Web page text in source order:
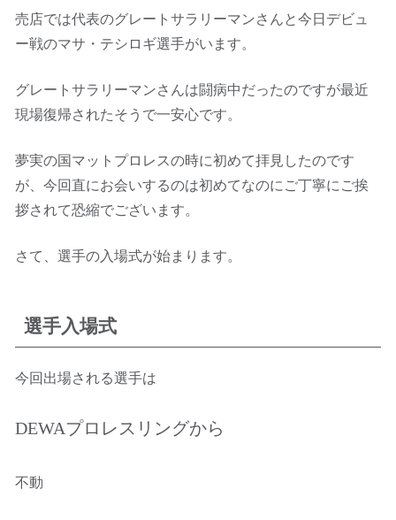
売店では代表のグレートサラリーマンさんと今日デビュ
ー戦のマサ・テシロギ選手がいます。
グレートサラリーマンさんは闘病中だったのですが最近
現場復帰されたそうで一安心です。
夢実の国マットプロレスの時に初めて拝見したのです
が、今回直にお会いするのは初めてなのにご丁寧にご挨
拶されて恐縮でございます。
さて、選手の入場式が始まります。
選手入場式
今回出場される選手は
DEWAプロレスリングから
不動